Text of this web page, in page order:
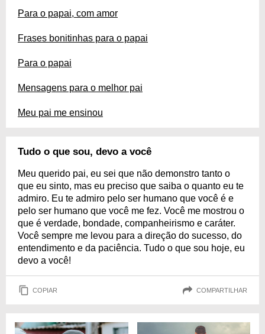
Para o papai, com amor
Frases bonitinhas para o papai
Para o papai
Mensagens para o melhor pai
Meu pai me ensinou
Tudo o que sou, devo a você
Meu querido pai, eu sei que não demonstro tanto o
que eu sinto, mas eu preciso que saiba o quanto eu te
admiro. Eu te admiro pelo ser humano que você é e
pelo ser humano que você me fez. Você me mostrou o
que é verdade, bondade, companheirismo e caráter.
Você sempre me levou para a direção do sucesso, do
entendimento e da paciência. Tudo o que sou hoje, eu
devo a você!
COPIAR COMPARTILHAR